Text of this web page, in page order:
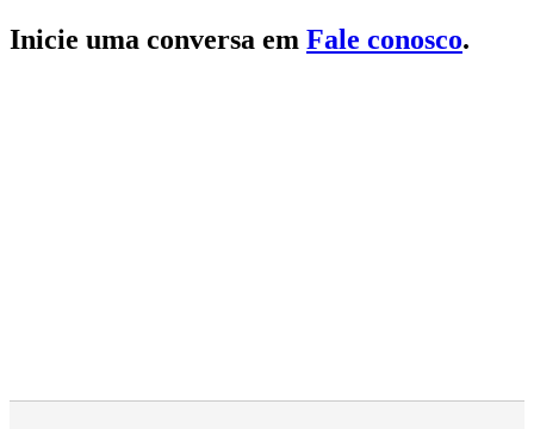
Inicie uma conversa em Fale conosco.